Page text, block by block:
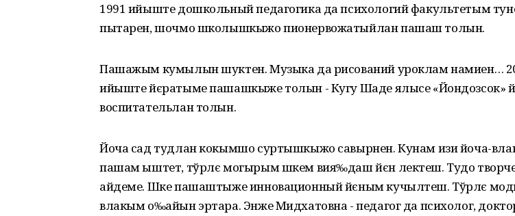
1991 ийыште дошкольный педагогика да психологий факультетым
пытарен, шочмо школышкыжо пионервожатыйлан пашаш толын.
Пашажым кумылын шуктен. Музыка да рисований уроклам намиен…
ийыште йєратыме пашашкыже толын - Кугу Шаде ялысе «Йондозсок»
воспитательлан толын.
Йоча сад тудлан кокымшо суртышкыжо савырнен. Кунам изи йоча-
пашам ыштет, тўрлє могырым шкем вия‰даш йєн лектеш. Тудо
айдеме. Шке пашаштыже инновационный йєным кучылтеш. Тўрлє
влакым о‰айын эртара. Энже Мидхатовна - педагог да психолог,